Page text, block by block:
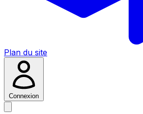
Plan du site
Connexion